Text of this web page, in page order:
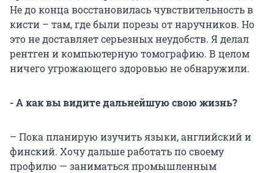
Не до конца восстановилась чувствительность в
кисти – там, где были порезы от наручников. Но
это не доставляет серьезных неудобств. Я делал
рентген и компьютерную томографию. В целом
ничего угрожающего здоровью не обнаружили.
- А как вы видите дальнейшую свою жизнь?
– Пока планирую изучить языки, английский и
финский. Хочу дальше работать по своему
профилю — заниматься промышленным